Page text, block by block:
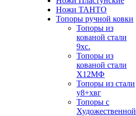
Ножи ТАНТО
Топоры ручной ковки
Топоры из
кованой стали
9хс.
Топоры из
кованой стали
Х12МФ
Топоры из стали
у8+хвг
Топоры с
Художественной